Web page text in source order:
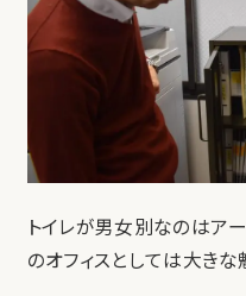
トイレが男女別なのはア
のオフィスとしては大きな